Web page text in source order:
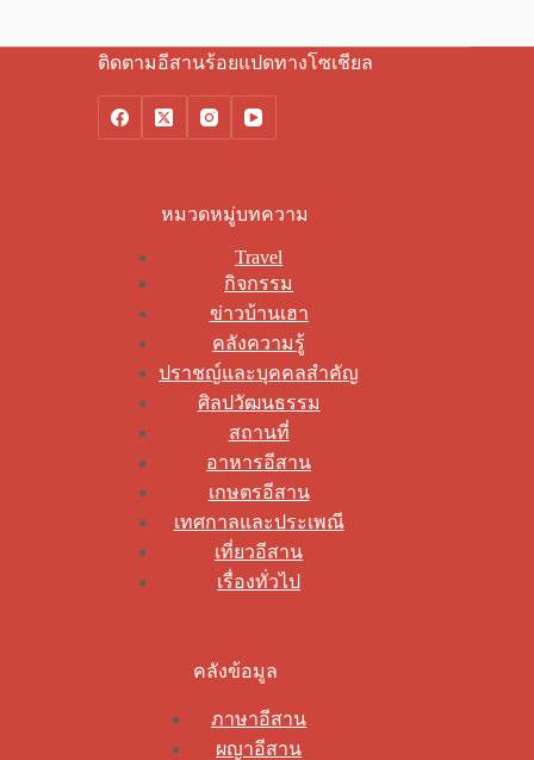
ติดตามอีสานร้อยแปดทางโซเชียล
หมวดหมู่บทความ
Travel
กิจกรรม
ข่าวบ้านเฮา
คลังความรู้
ปราชญ์และบุคคลสำคัญ
ศิลปวัฒนธรรม
สถานที่
อาหารอีสาน
เกษตรอีสาน
เทศกาลและประเพณี
เที่ยวอีสาน
เรื่องทั่วไป
คลังข้อมูล
ภาษาอีสาน
ผญาอีสาน